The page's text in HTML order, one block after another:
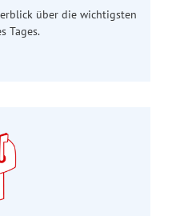
über die wichtigsten
Tages.